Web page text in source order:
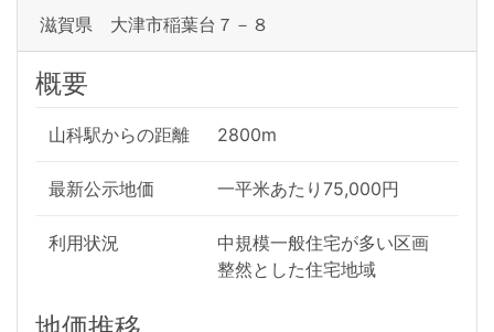
滋賀県 大津市稲葉台７－８
概要
山科駅からの距離 2800m
最新公示地価 一平米あたり75,000円
利用状況
中規模一般住宅が多い区画
整然とした住宅地域